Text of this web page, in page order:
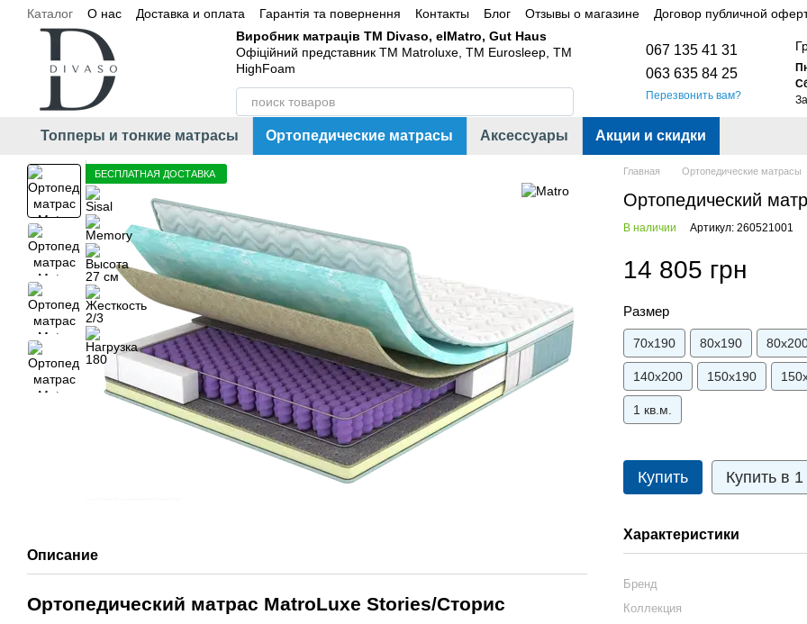
Перейти к основному контенту
Каталог О нас Доставка и оплата Гарантія та повернення Контакты Блог Отзывы о магазине Договор публичной
Виробник матраців ТМ Divaso, elMatro, Gut Haus
Офіційний представник ТМ Matroluxe, ТМ Eurosleep, ТМ
HighFoam
067 135 41 31
063 635 84 25
Перезвонить вам?
Топперы и тонкие матрасы Ортопедические матрасы Аксессуары Акции и скидки
БЕСПЛАТНАЯ ДОСТАВКА
Описание
Ортопедический матрас MatroLuxe Stories/Сторис
Главная Ортопедические матрасы
Ортопедический
В наличии Артикул: 260521001
14 805 грн
Размер
70х190 80х190
140х200 150х190
1 кв.м.
Купить Купить в 1
Характеристики
Бренд
Коллекция